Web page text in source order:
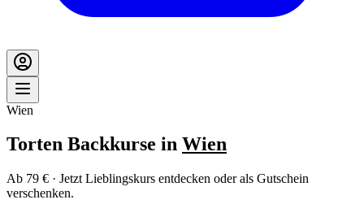
Wien
Torten Backkurse in Wien
Ab 79 € · Jetzt Lieblingskurs entdecken oder als Gutschein
verschenken.